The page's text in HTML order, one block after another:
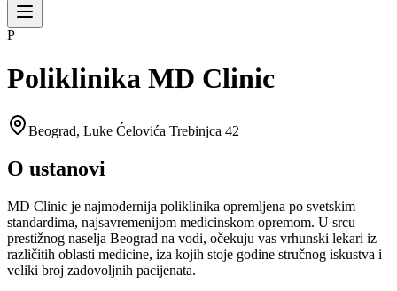
P
Poliklinika MD Clinic
Beograd, Luke Ćelovića Trebinjca 42
O ustanovi
MD Clinic je najmodernija poliklinika opremljena po svetskim
standardima, najsavremenijom medicinskom opremom. U srcu
prestižnog naselja Beograd na vodi, očekuju vas vrhunski lekari iz
različitih oblasti medicine, iza kojih stoje godine stručnog iskustva i
veliki broj zadovoljnih pacijenata.